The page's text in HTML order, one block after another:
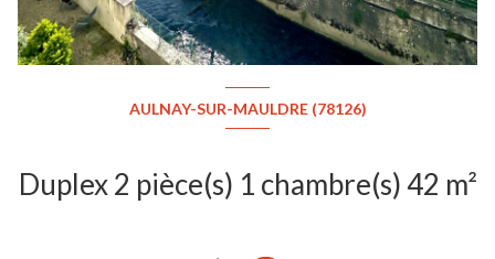
AULNAY-SUR-MAULDRE (78126)
Duplex 2 pièce(s) 1 chambre(s) 42 m²